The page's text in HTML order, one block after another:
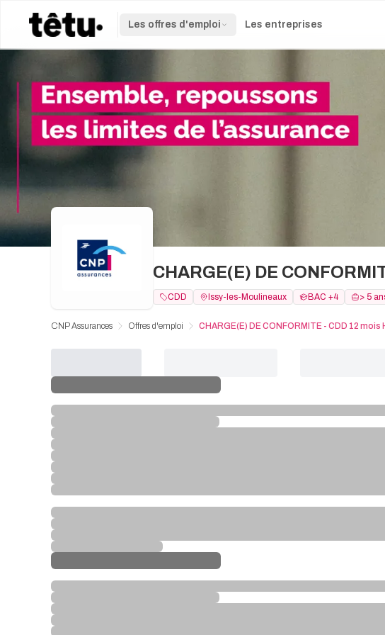
Les offres d'emploi Les entreprises
CHARGE(E) DE
CDD Issy-les-Moulineaux BAC +4 > 5
CNP Assurances Offres d'emploi CHARGE(E) DE CONFORMITE - CDD 12 mois